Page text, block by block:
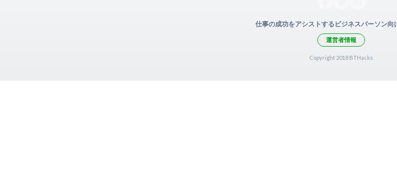
仕事の成功をアシストするビジネスパーソン向
運営者情報
Copyright 2018 BTHacks